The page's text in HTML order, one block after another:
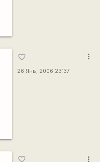
favorite_border
26 Янв, 2006 23:37
more_vert
favorite_border more_vert